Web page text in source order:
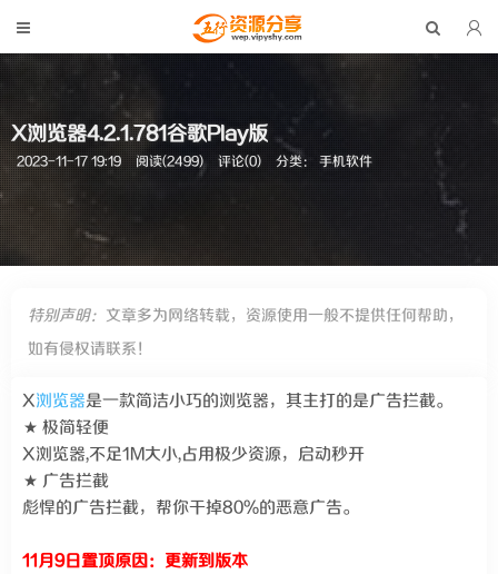
X浏览器4.2.1.781谷歌Play版
2023-11-17 19:19 阅读(2499) 评论(0) 分类： 手机软件
特别声明： 文章多为网络转载，资源使用一般不提供任何帮助，
如有侵权请联系！
X浏览器是一款简洁小巧的浏览器，其主打的是广告拦截。
★ 极简轻便
X浏览器,不足1M大小,占用极少资源，启动秒开
★ 广告拦截
彪悍的广告拦截，帮你干掉80%的恶意广告。
11月9日置顶原因：更新到版本